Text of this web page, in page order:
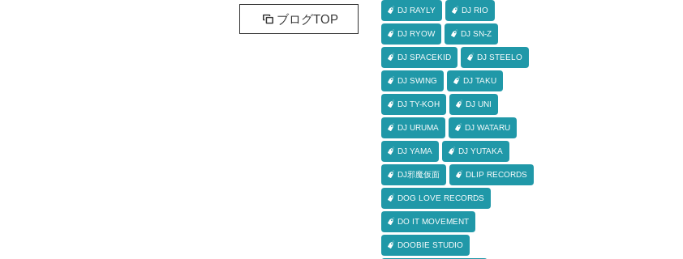
ブログTOP
DJ RAYLY DJ RIO
DJ RYOW DJ SN-Z
DJ SPACEKID DJ STEELO
DJ SWING DJ TAKU
DJ TY-KOH DJ UNI
DJ URUMA DJ WATARU
DJ YAMA DJ YUTAKA
DJ邪魔仮面 DLIP RECORDS
DOG LOVE RECORDS
DO IT MOVEMENT
DOOBIE STUDIO